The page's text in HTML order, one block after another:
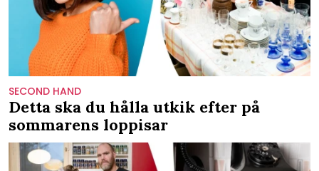
SECOND HAND
Detta ska du hålla utkik efter på
sommarens loppisar